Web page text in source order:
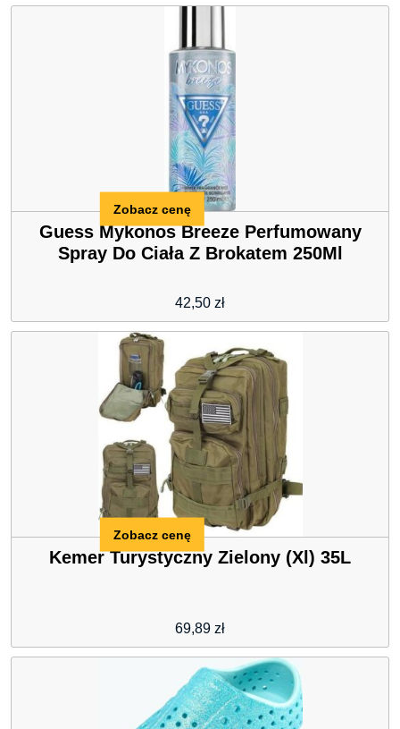
Guess Mykonos Breeze Perfumowany
Spray Do Ciała Z Brokatem 250Ml
42,50 zł
Zobacz cenę
Kemer Turystyczny Zielony (Xl) 35L
69,89 zł
Zobacz cenę